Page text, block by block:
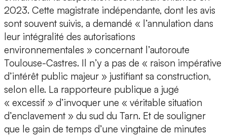
2023. Cette magistrate indépendante, dont les avis
sont souvent suivis, a demandé « l’annulation dans
leur intégralité des autorisations
environnementales » concernant l’autoroute
Toulouse-Castres. Il n’y a pas de « raison impérative
d’intérêt public majeur » justifiant sa construction,
selon elle. La rapporteure publique a jugé
« excessif » d’invoquer une « véritable situation
d’enclavement » du sud du Tarn. Et de souligner
que le gain de temps d’une vingtaine de minutes